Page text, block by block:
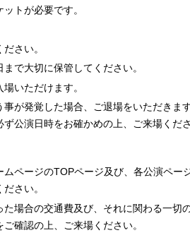
トが必要です。
さい。
で大切に保管してください。
いただけます。
が発覚した場合、ご退場をいただきま
公演日時をお確かめの上、ご来場くださ
ページのTOPページ及び、各公演ペー
さい。
場合の交通費及び、それに関わる一切
確認の上、ご来場ください。